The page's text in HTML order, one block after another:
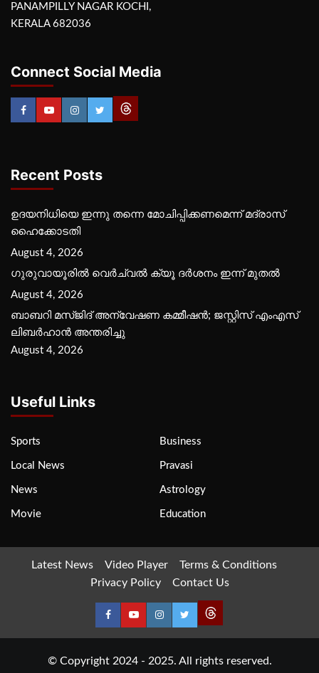
PANAMPILLY NAGAR KOCHI,
KERALA 682036
Connect Social Media
Recent Posts
ഉദയനിധിയെ ഇന്നു തന്നെ മോചിപ്പിക്കണമെന്ന് മദ്രാസ്
ഹൈക്കോടതി
August 4, 2026
ഗുരുവായൂരില്‍ വെര്‍ച്വല്‍ ക്യൂ ദര്‍ശനം ഇന്ന് മുതല്‍
August 4, 2026
ബാബറി മസ്ജിദ് അന്വേഷണ കമ്മീഷന്‍; ജസ്റ്റിസ് എംഎസ്
ലിബര്‍ഹാന്‍ അന്തരിച്ചു
August 4, 2026
Useful Links
Sports Business
Local News Pravasi
News Astrology
Movie Education
Latest News Video Player
Terms & Conditions
Privacy Policy
Contact Us
© Copyright 2024 - 2025. All rights reserved.